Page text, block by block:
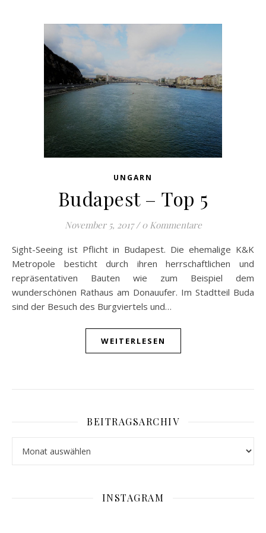
UNGARN
Budapest – Top 5
November 5, 2017 / 0 Kommentare
Sight-Seeing ist Pflicht in Budapest. Die ehemalige K&K
Metropole besticht durch ihren herrschaftlichen und
repräsentativen Bauten wie zum Beispiel dem
wunderschönen Rathaus am Donauufer. Im Stadtteil Buda
sind der Besuch des Burgviertels und…
WEITERLESEN
BEITRAGSARCHIV
INSTAGRAM